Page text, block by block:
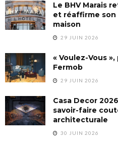
Le BHV Marais
et réaffirme
maison
29 JUIN 2026
« Voulez-Vous
Fermob
29 JUIN 2026
Casa Decor
savoir-faire
architecturale
30 JUIN 2026